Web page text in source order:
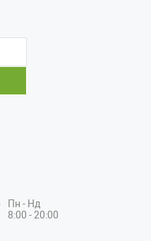
Пн - Нд
8:00 - 20:00